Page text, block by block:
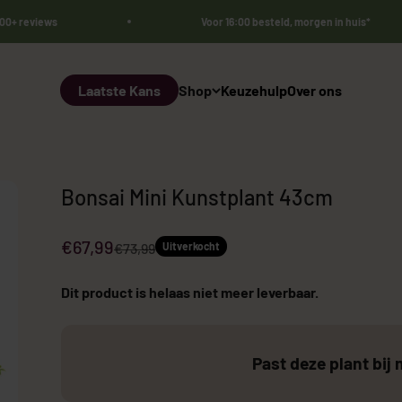
reviews Voor 16:00 besteld, morgen in huis*
Laatste Kans Shop KeuzehulpOver ons
Bonsai Mini Kunstplant 43cm
Aanbiedingsprijs
€67,99Normale prijs
€73,99 Uitverkocht
Dit product is helaas niet meer leverbaar.
Past deze plant bij